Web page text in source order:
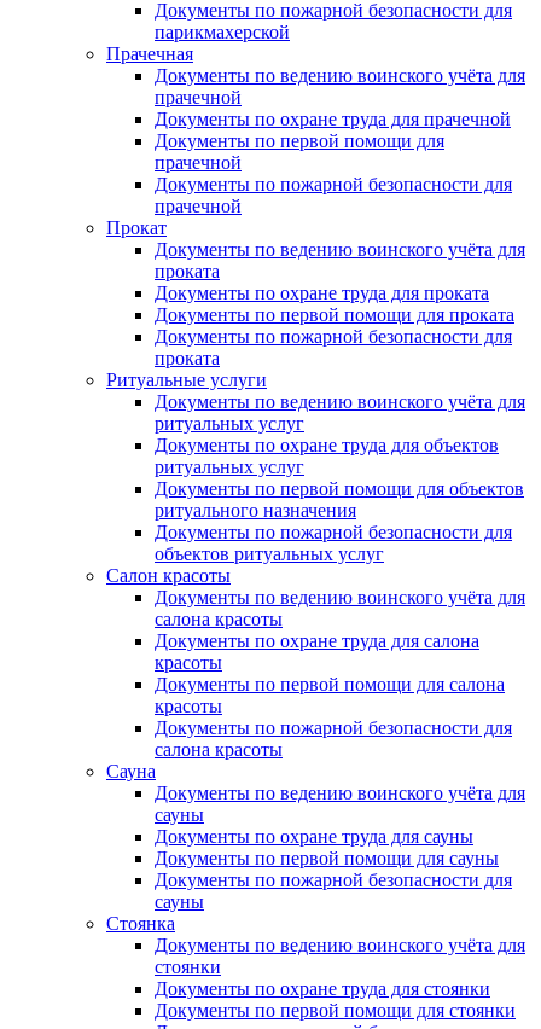
Документы по пожарной безопасности для
парикмахерской
Прачечная
Документы по ведению воинского учёта для
прачечной
Документы по охране труда для прачечной
Документы по первой помощи для
прачечной
Документы по пожарной безопасности для
прачечной
Прокат
Документы по ведению воинского учёта для
проката
Документы по охране труда для проката
Документы по первой помощи для проката
Документы по пожарной безопасности для
проката
Ритуальные услуги
Документы по ведению воинского учёта для
ритуальных услуг
Документы по охране труда для объектов
ритуальных услуг
Документы по первой помощи для объектов
ритуального назначения
Документы по пожарной безопасности для
объектов ритуальных услуг
Салон красоты
Документы по ведению воинского учёта для
салона красоты
Документы по охране труда для салона
красоты
Документы по первой помощи для салона
красоты
Документы по пожарной безопасности для
салона красоты
Сауна
Документы по ведению воинского учёта для
сауны
Документы по охране труда для сауны
Документы по первой помощи для сауны
Документы по пожарной безопасности для
сауны
Стоянка
Документы по ведению воинского учёта для
стоянки
Документы по охране труда для стоянки
Документы по первой помощи для стоянки